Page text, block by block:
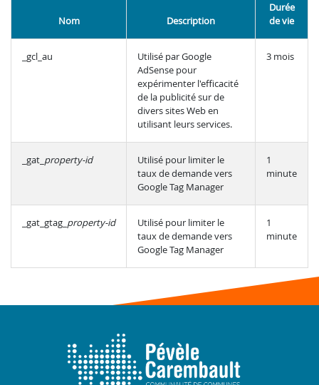
Nom Description
Durée
de vie
_gcl_au
Utilisé par Google
AdSense pour
expérimenter l'efficacité
de la publicité sur de
divers sites Web en
utilisant leurs services.
3 mois
_gat_ property-id
Utilisé pour limiter le
taux de demande vers
Google Tag Manager
1
minute
_gat_gtag_ property-id
Utilisé pour limiter le
taux de demande vers
Google Tag Manager
1
minute